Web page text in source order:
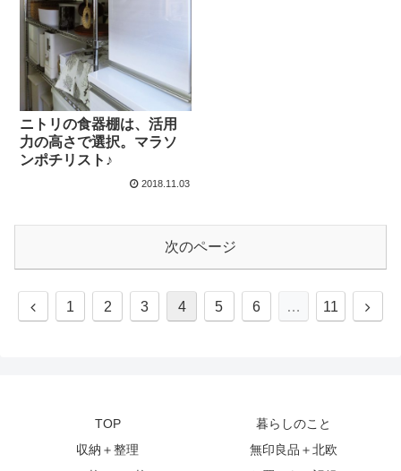
ニトリの食器棚は、活用
力の高さで選択。マラソ
ンポチリスト♪
2018.11.03
次のページ
前
1 2 3 4 5 6 … 11
次
TOP
暮らしのこと
収納＋整理
無印良品＋北欧